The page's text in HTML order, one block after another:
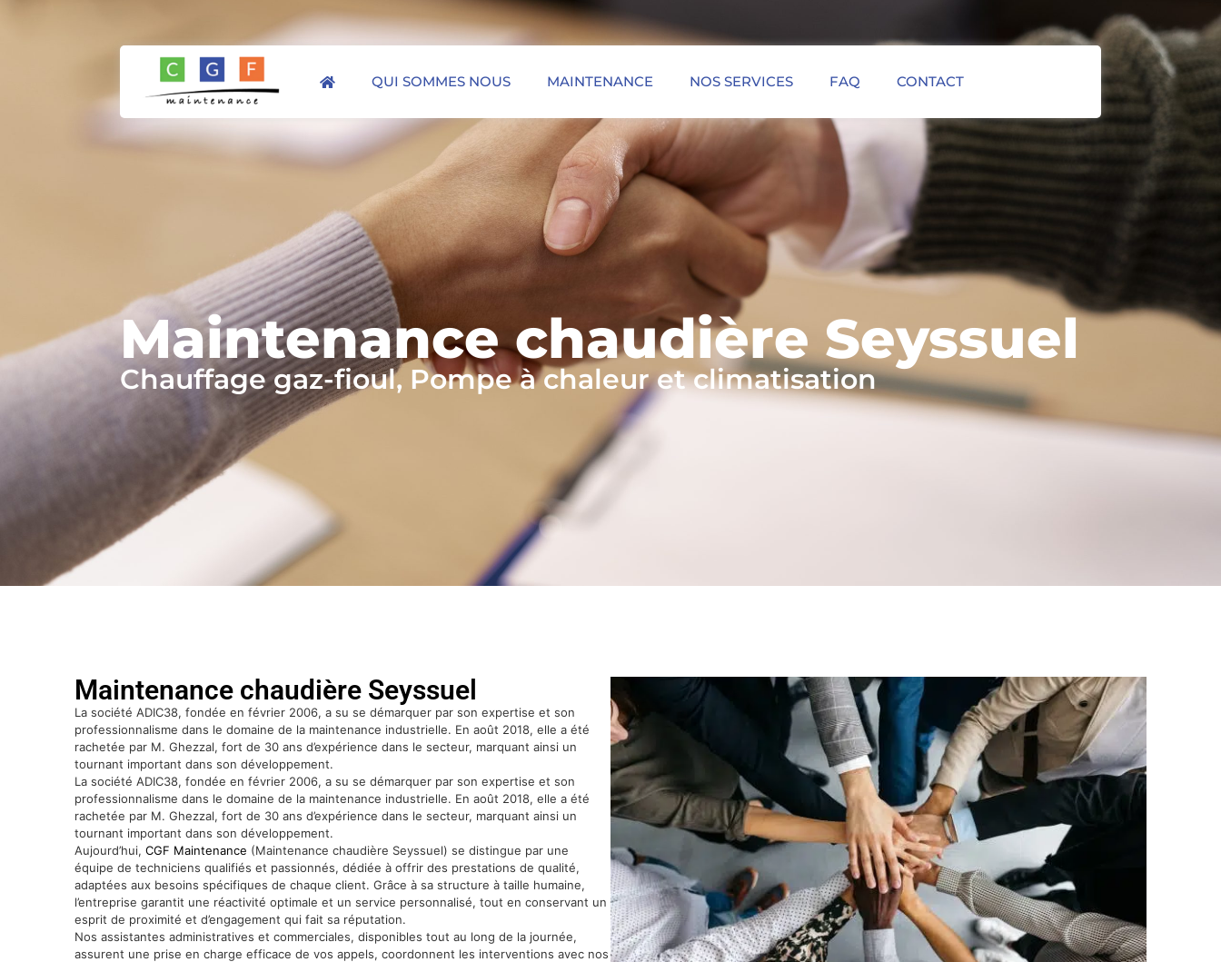
QUI SOMMES NOUS MAINTENANCE NOS SERVICES FAQ CONTACT
Maintenance chaudière Seyssuel
Chauffage gaz-fioul, Pompe à chaleur et climatisation
Maintenance chaudière Seyssuel
La société ADIC38, fondée en février 2006, a su se démarquer par son expertise et son
professionnalisme dans le domaine de la maintenance industrielle. En août 2018, elle a été
rachetée par M. Ghezzal, fort de 30 ans d’expérience dans le secteur, marquant ainsi un
tournant important dans son développement.
La société ADIC38, fondée en février 2006, a su se démarquer par son expertise et son
professionnalisme dans le domaine de la maintenance industrielle. En août 2018, elle a été
rachetée par M. Ghezzal, fort de 30 ans d’expérience dans le secteur, marquant ainsi un
tournant important dans son développement.
Aujourd’hui, CGF Maintenance (Maintenance chaudière Seyssuel) se distingue par une
équipe de techniciens qualifiés et passionnés, dédiée à offrir des prestations de qualité,
adaptées aux besoins spécifiques de chaque client. Grâce à sa structure à taille humaine,
l’entreprise garantit une réactivité optimale et un service personnalisé, tout en conservant un
esprit de proximité et d’engagement qui fait sa réputation.
Nos assistantes administratives et commerciales, disponibles tout au long de la journée,
assurent une prise en charge efficace de vos appels, coordonnent les interventions avec nos